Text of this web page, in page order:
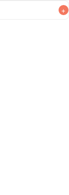
+
お早めにお召